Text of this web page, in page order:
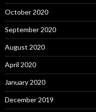
October 2020
September 2020
August 2020
April 2020
January 2020
December 2019